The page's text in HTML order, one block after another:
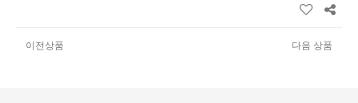
이전상품 다음 상품